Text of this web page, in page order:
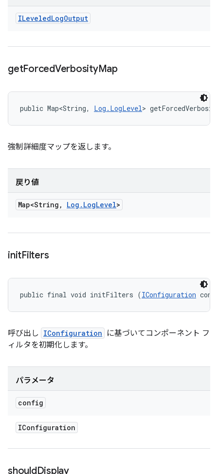
ILeveledLogOutput
getForcedVerbosityMap
public Map<String, Log.LogLevel>
強制詳細度マップを返します。
戻り値
Map<String , Log . LogLevel>
initFilters
public final void initFilters (IConfiguration
呼び出し IConfiguration
に基づいてコンポーネント フ
ィルタを初期化します。
パラメータ
config
IConfiguration
shouldDisplay